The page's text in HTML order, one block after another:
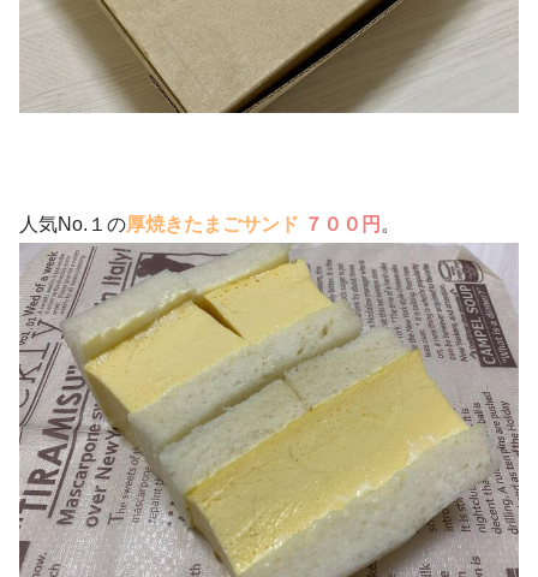
人気No.１の厚焼きたまごサンド ７００円 。